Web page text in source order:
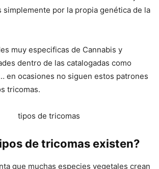
simplemente por la propia genética de la
muy especificas de Cannabis y
dentro de las catalogadas como
en ocasiones no siguen estos patrones
tricomas.
de tricomas existen?
que muchas especies vegetales crean